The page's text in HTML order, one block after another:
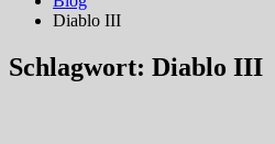
Diablo III
Schlagwort: Diablo III